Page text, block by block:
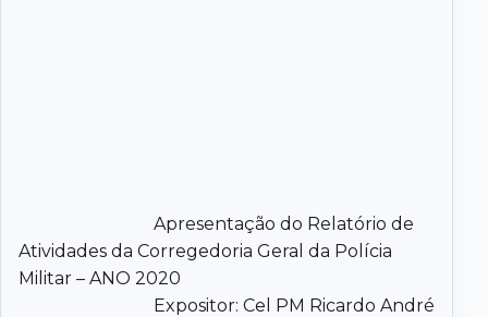
Apresentação do Relatório de
Atividades da Corregedoria Geral da Polícia
Militar – ANO 2020
Expositor: Cel PM Ricardo André